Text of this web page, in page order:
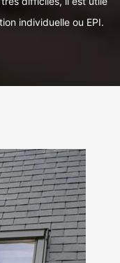
individuelle ou EPI.